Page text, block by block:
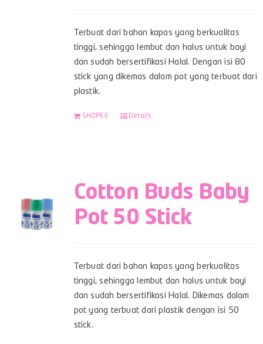
Terbuat dari bahan kapas yang berkualitas
tinggi, sehingga lembut dan halus untuk bayi
dan sudah bersertifikasi Halal. Dengan isi 80
stick yang dikemas dalam pot yang terbuat dari
plastik.
SHOPEE Details
Cotton Buds Baby
Pot 50 Stick
Terbuat dari bahan kapas yang berkualitas
tinggi, sehingga lembut dan halus untuk bayi
dan sudah bersertifikasi Halal. Dikemas dalam
pot yang terbuat dari plastik dengan isi 50
stick.